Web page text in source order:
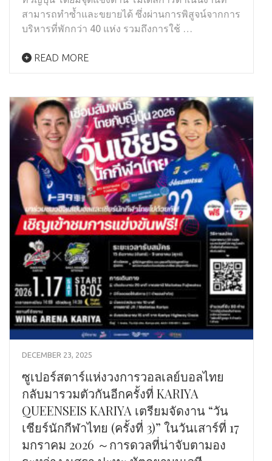
สามารถทำซ้ำและขยายได้ ซึ่งผ่านการพิสูจน์จากการ
บริหารที่พักกว่า 40 แห่ง รวมถึงการใช้ …
READ MORE
DECEMBER 23, 2025
ซูเปอร์สตาร์แห่งวงการวอลเลย์บอลไทย
กลับมารวมตัวกันอีกครั้งที่ KARIYA
QUEENSEIS KARIYA เตรียมจัดงาน “วัน
เชียร์นักกีฬาไทย (ครั้งที่ 3)” ในวันเสาร์ที่ 17
มกราคม 2026 ～การดวลที่น่าจับตามอง